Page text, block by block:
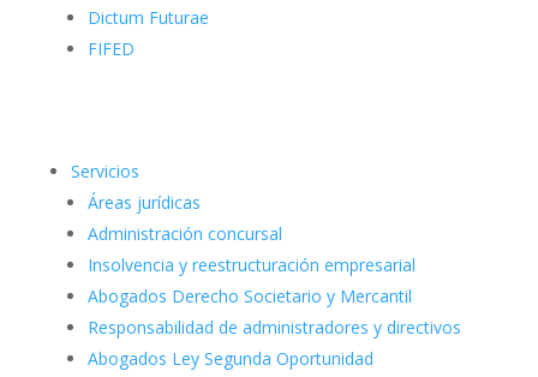
Dictum Futurae
FIFED
Servicios
Áreas jurídicas
Administración concursal
Insolvencia y reestructuración empresarial
Abogados Derecho Societario y Mercantil
Responsabilidad de administradores y directivos
Abogados Ley Segunda Oportunidad